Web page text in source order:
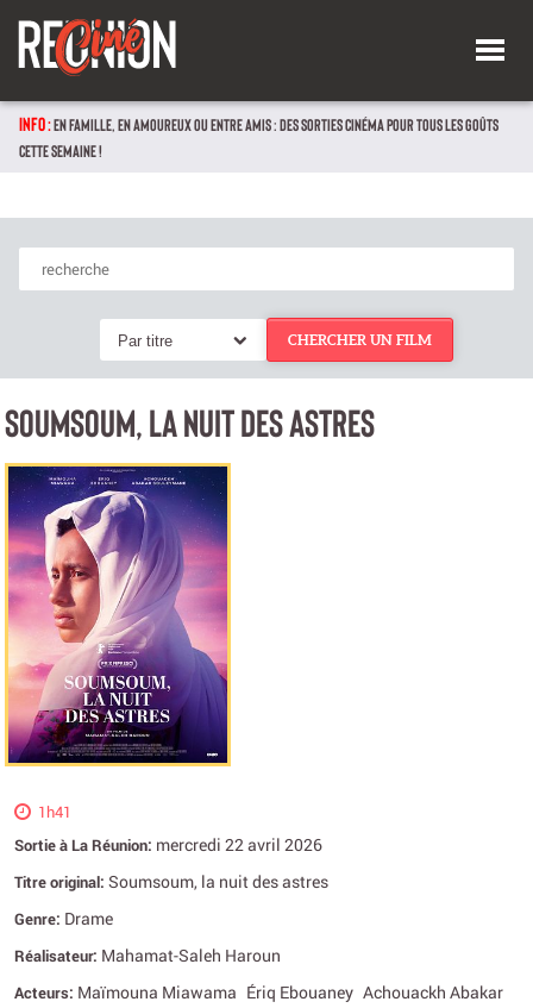
INFO :EN FAMILLE, EN AMOUREUX OU ENTRE AMIS : DES SORTIES CINÉMA POUR TOUS LES GOÛTS
CETTE SEMAINE !
Par titre CHERCHER UN FILM
SOUMSOUM, LA NUIT DES ASTRES
1h41
Sortie à La Réunion: mercredi 22 avril 2026
Titre original: Soumsoum, la nuit des astres
Genre: Drame
Réalisateur: Mahamat-Saleh Haroun
Acteurs: Maïmouna Miawama Ériq Ebouaney Achouackh Abakar